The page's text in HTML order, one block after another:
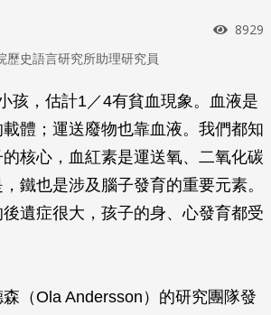
瀏覽
8929
歷史語言研究所助理研究員
孩，估計1／4有貧血現象。血液是
體；運送廢物也靠血液。我們都知
核心，血紅素是運送氧、二氧化碳
鐵也是涉及腦子發育的重要元素。
遺症很大，孩子的身、心發育都受
（Ola Andersson）的研究團隊發